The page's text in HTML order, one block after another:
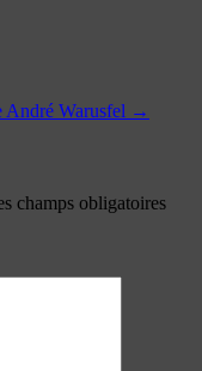
André Warusfel →
champs obligatoires